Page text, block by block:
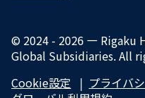
© 2024 - 2026 — Rigaku
Global Subsidiaries. All
Cookie設定
プライバ